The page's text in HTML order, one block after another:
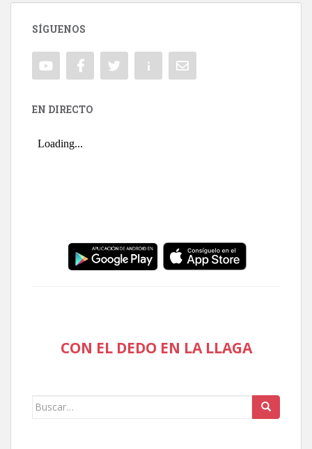
SÍGUENOS
EN DIRECTO
CON EL DEDO EN LA LLAGA
Buscar: